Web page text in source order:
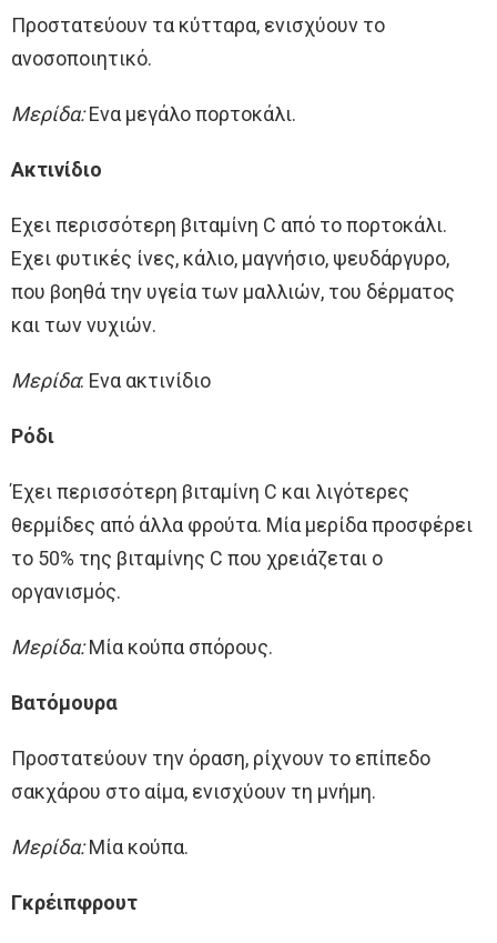
Προστατεύουν τα κύτταρα, ενισχύουν το
ανοσοποιητικό.
Μερίδα:Ενα μεγάλο πορτοκάλι.
Ακτινίδιο
Εχει περισσότερη βιταμίνη C από το πορτοκάλι.
Εχει φυτικές ίνες, κάλιο, μαγνήσιο, ψευδάργυρο,
που βοηθά την υγεία των μαλλιών, του δέρματος
και των νυχιών.
Μερίδα: Ενα ακτινίδιο
Ρόδι
Έχει περισσότερη βιταμίνη C και λιγότερες
θερμίδες από άλλα φρούτα. Μία μερίδα προσφέρει
το 50% της βιταμίνης C που χρειάζεται ο
οργανισμός.
Μερίδα:Μία κούπα σπόρους.
Βατόμουρα
Προστατεύουν την όραση, ρίχνουν το επίπεδο
σακχάρου στο αίμα, ενισχύουν τη μνήμη.
Μερίδα:Μία κούπα.
Γκρέιπφρουτ